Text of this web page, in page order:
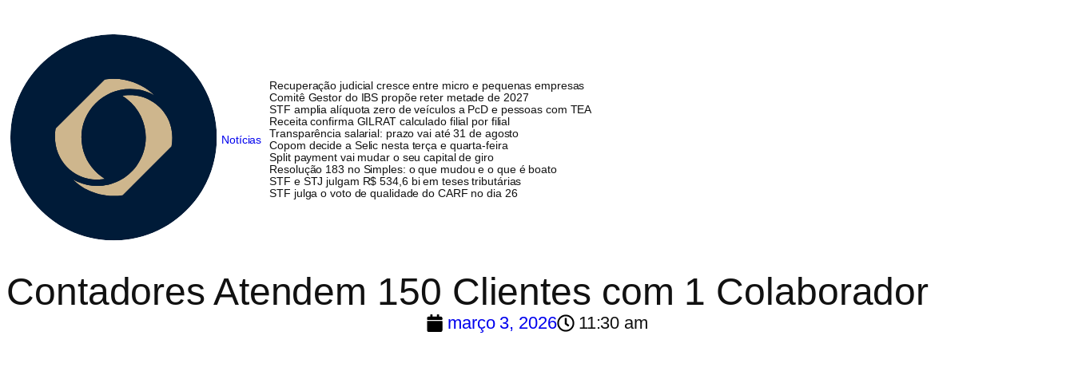
Notícias
Recuperação judicial cresce entre micro e pequenas empresas
Comitê Gestor do IBS propõe reter metade de 2027
STF amplia alíquota zero de veículos a PcD e pessoas com TEA
Receita confirma GILRAT calculado filial por filial
Transparência salarial: prazo vai até 31 de agosto
Copom decide a Selic nesta terça e quarta-feira
Split payment vai mudar o seu capital de giro
Resolução 183 no Simples: o que mudou e o que é boato
STF e STJ julgam R$ 534,6 bi em teses tributárias
STF julga o voto de qualidade do CARF no dia 26
Contadores Atendem 150 Clientes com 1 Colaborador
março 3, 2026 11:30 am